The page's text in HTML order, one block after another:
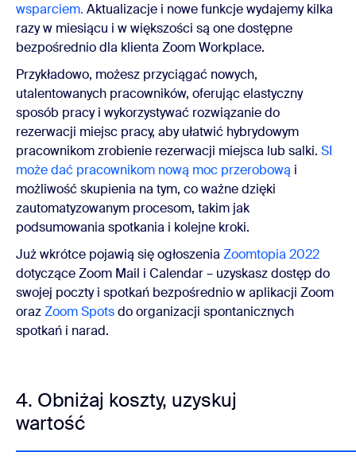
wsparciem. Aktualizacje i nowe funkcje wydajemy kilka
razy w miesiącu i w większości są one dostępne
bezpośrednio dla klienta Zoom Workplace.
Przykładowo, możesz przyciągać nowych,
utalentowanych pracowników, oferując elastyczny
sposób pracy i wykorzystywać rozwiązanie do
rezerwacji miejsc pracy, aby ułatwić hybrydowym
pracownikom zrobienie rezerwacji miejsca lub salki. SI
może dać pracownikom nową moc przerobową i
możliwość skupienia na tym, co ważne dzięki
zautomatyzowanym procesom, takim jak
podsumowania spotkania i kolejne kroki.
Już wkrótce pojawią się ogłoszenia Zoomtopia 2022
dotyczące Zoom Mail i Calendar – uzyskasz dostęp do
swojej poczty i spotkań bezpośrednio w aplikacji Zoom
orazZoom Spotsdo organizacji spontanicznych
spotkań i narad.
4. Obniżaj koszty, uzyskuj
wartość